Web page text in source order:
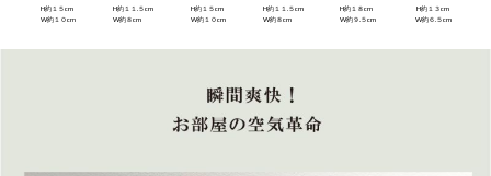
H約１５cm
W約１０cm
H約１１.５cm
W約８cm
H約１５cm
W約１０cm
H約１１.５cm
W約８cm
H約１８cm
W約９.５cm
H約１３cm
W約６.５cm